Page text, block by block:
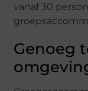
vanaf 30
Genoeg